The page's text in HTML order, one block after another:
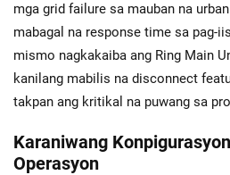
mga grid failure sa mauban na
mabagal na response time sa pag-
mismo nagkakaiba ang Ring Main
kanilang mabilis na disconnect
takpan ang kritikal na puwang sa
Karaniwang
Operasyon